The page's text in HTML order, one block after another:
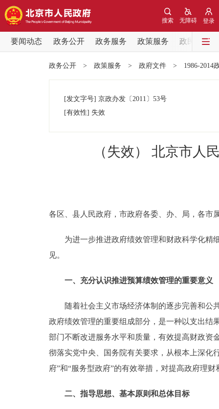
登录
无障碍
搜索
要闻动态 政务公开 政务服务 政策服务
政民互动
党中央精神
政策兑现
决策公开
便民服务
中介服务
政务公开 > 政策服务 > 政府文件 > 1986-2014
[发文字号] 京政办发 〔2011〕 53号
[有效性] 失效
（失效） 北京市人
各区、县人民政府，市政府各委、办、局，各市
为进一步推进政府绩效管理和财政科学化精细
见。
一、充分认识推进预算绩效管理的重要意义
随着社会主义市场经济体制的逐步完善和公共
政府绩效管理的重要组成部分，是一种以支出结
部门不断改进服务水平和质量，有效提高财政资
彻落实党中央、国务院有关要求，从根本上深化
府”和“服务型政府”的有效举措，对提高政府理
二、指导思想、基本原则和总体目标